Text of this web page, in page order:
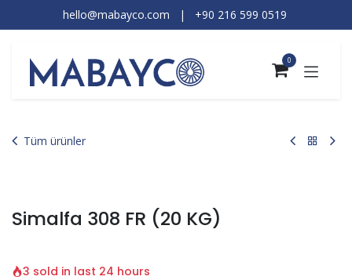
hello@mabayco.com | +90 216 599 0519​
0
Tüm ürünler
Simalfa 308 FR (20 KG)
3 sold in last 24 hours